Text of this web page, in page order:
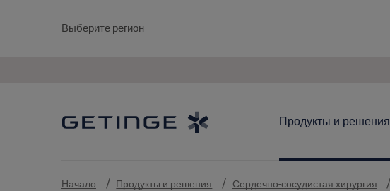
Выберите регион
Продукты и решения
Начало Продукты и решения Сердечно-сосудистая хирургия